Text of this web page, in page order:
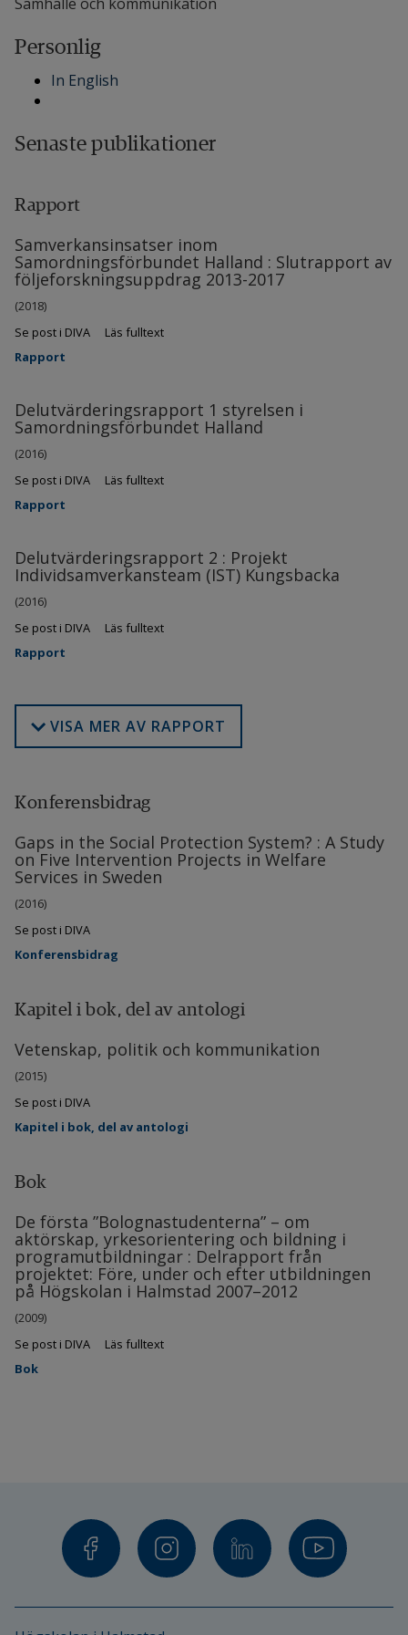
Personlig
In English
Senaste publikationer
Rapport
Samverkansinsatser inom
Samordningsförbundet Halland : Slutrapport av
följeforskningsuppdrag 2013-2017
(2018)
Se post i DIVA
Läs fulltext
Rapport
Delutvärderingsrapport 1 styrelsen i
Samordningsförbundet Halland
(2016)
Se post i DIVA
Läs fulltext
Rapport
Delutvärderingsrapport 2 : Projekt
Individsamverkansteam (IST) Kungsbacka
(2016)
Se post i DIVA
Läs fulltext
Rapport
VISA MER AV RAPPORT
Konferensbidrag
Gaps in the Social Protection System? : A Study
on Five Intervention Projects in Welfare
Services in Sweden
(2016)
Se post i DIVA
Konferensbidrag
Kapitel i bok, del av antologi
Vetenskap, politik och kommunikation
(2015)
Se post i DIVA
Kapitel i bok, del av antologi
Bok
De första ”Bolognastudenterna” – om
aktörskap, yrkesorientering och bildning i
programutbildningar : Delrapport från
projektet: Före, under och efter utbildningen
på Högskolan i Halmstad 2007–2012
(2009)
Se post i DIVA
Läs fulltext
Bok